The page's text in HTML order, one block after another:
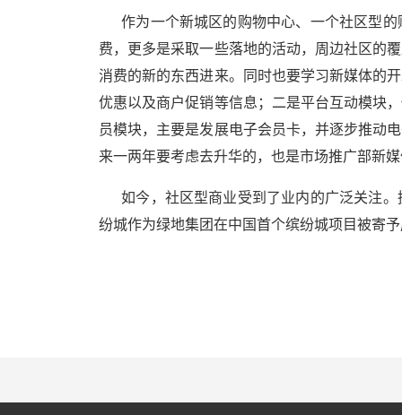
作为一个新城区的购物中心、一个社区型的
费，更多是采取一些落地的活动，周边社区的
消费的新的东西进来。同时也要学习新媒体的
优惠以及商户促销等信息；二是平台互动模块
员模块，主要是发展电子会员卡，并逐步推动
来一两年要考虑去升华的，也是市场推广部新
如今，社区型商业受到了业内的广泛关注。
纷城作为绿地集团在中国首个缤纷城项目被寄